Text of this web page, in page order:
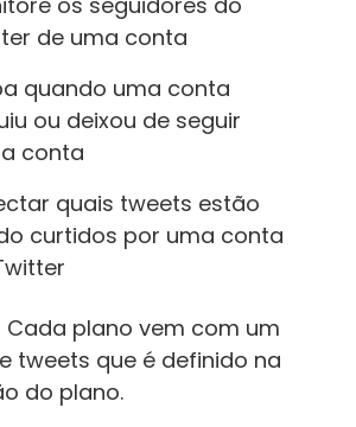
de uma conta
quando uma conta
ou deixou de seguir
conta
quais tweets estão
curtidos por uma conta
Cada plano vem com um
tweets que é definido na
do plano.